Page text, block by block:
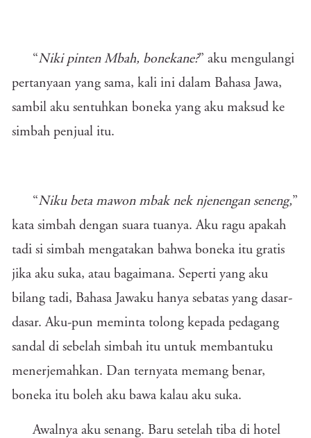
“Niki pinten Mbah, bonekane?” aku mengulangi
pertanyaan yang sama, kali ini dalam Bahasa Jawa,
sambil aku sentuhkan boneka yang aku maksud ke
simbah penjual itu.
“Niku beta mawon mbak nek njenengan seneng,”
kata simbah dengan suara tuanya. Aku ragu apakah
tadi si simbah mengatakan bahwa boneka itu gratis
jika aku suka, atau bagaimana. Seperti yang aku
bilang tadi, Bahasa Jawaku hanya sebatas yang dasar-
dasar. Aku-pun meminta tolong kepada pedagang
sandal di sebelah simbah itu untuk membantuku
menerjemahkan. Dan ternyata memang benar,
boneka itu boleh aku bawa kalau aku suka.
Awalnya aku senang. Baru setelah tiba di hotel